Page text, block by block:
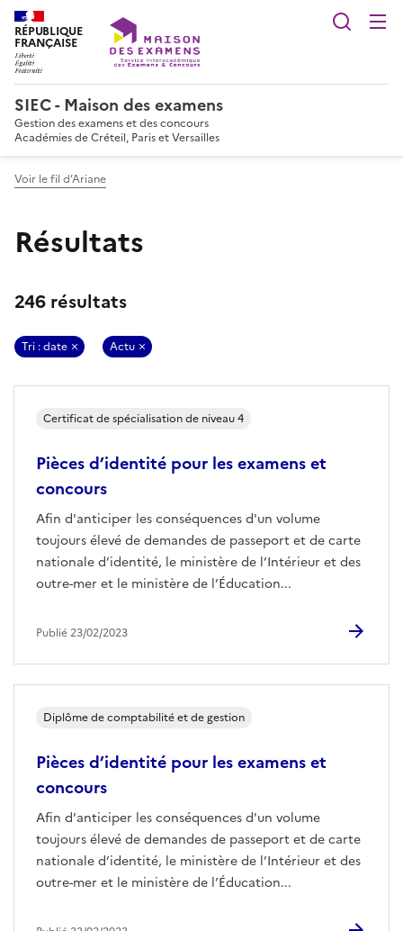
RÉPUBLIQUE
FRANÇAISE
SIEC - Maison des examens
Gestion des examens et des concours
Académies de Créteil, Paris et Versailles
Voir le fil d’Ariane
Résultats
246 résultats
Tri : date Actu
Pièces d’identité pour les examens et
concours
Afin d'anticiper les conséquences d'un volume
toujours élevé de demandes de passeport et de carte
nationale d’identité, le ministère de l’Intérieur et des
outre-mer et le ministère de l’Éducation...
Certificat de spécialisation de niveau 4
Publié 23/02/2023
Pièces d’identité pour les examens et
concours
Afin d'anticiper les conséquences d'un volume
toujours élevé de demandes de passeport et de carte
nationale d’identité, le ministère de l’Intérieur et des
outre-mer et le ministère de l’Éducation...
Diplôme de comptabilité et de gestion